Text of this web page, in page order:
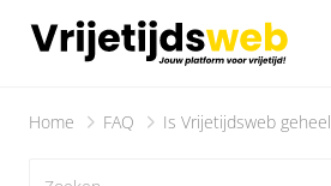
Home FAQ Is Vrijetijdsweb